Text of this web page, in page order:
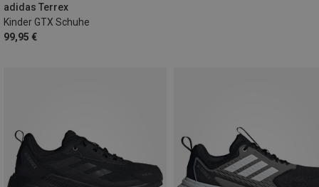
adidas Terrex
Kinder GTX Schuhe
99,95 €